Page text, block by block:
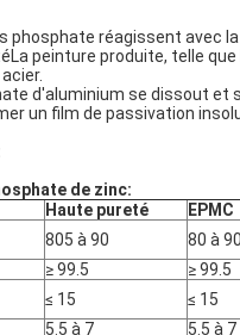
phosphate réagissent avec
peinture produite, telle
d'aluminium se dissout
un film de passivation
de zinc:
Haute pureté EPMC
805 à 90 80 à 90
≥ 99.5 ≥ 99.5
≤ 15 ≤ 15
5.5 à 7 5.5 à 7